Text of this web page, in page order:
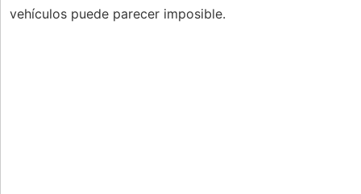
vehículos puede parecer imposible.